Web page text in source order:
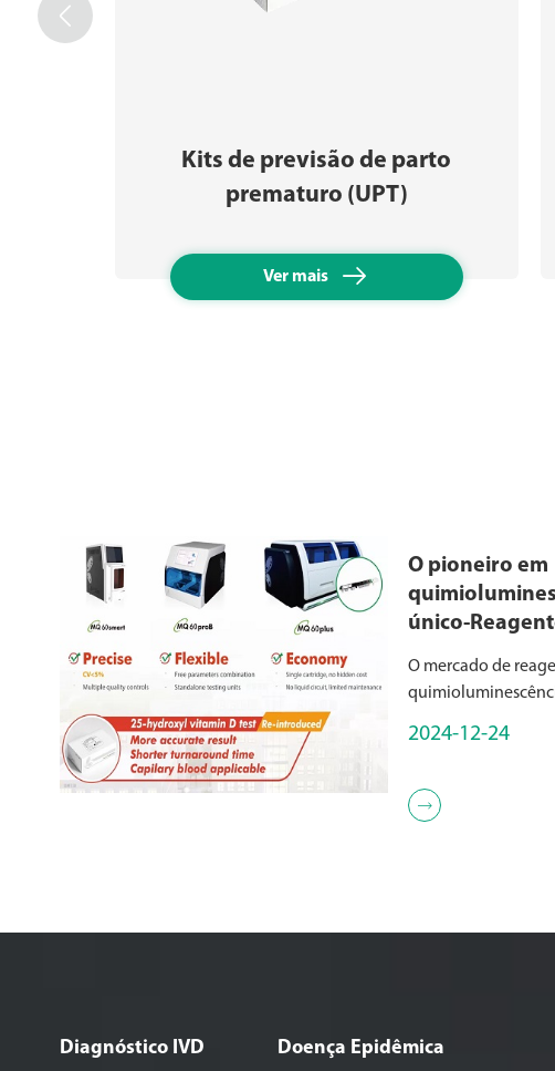
Kits de previsão de parto
prematuro (UPT)
Ver mais 

O pioneiro em
único-
de
teste único
O mercado de
um item por
instrumentos...
2024-12-24

Diagnóstico IVD Doença Epidêmica